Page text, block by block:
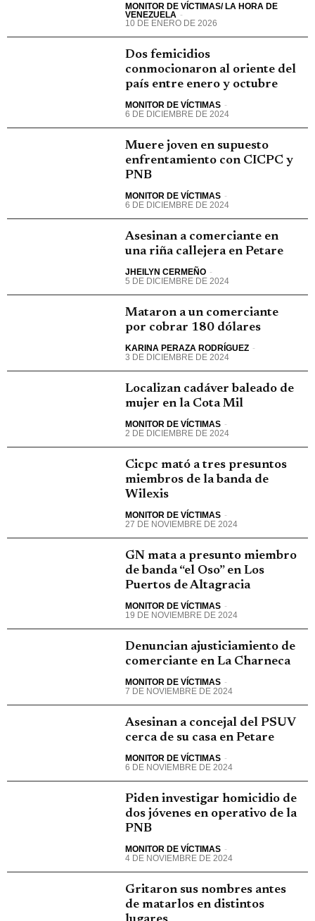
MONITOR DE VÍCTIMAS/ LA HORA DE
VENEZUELA -
10 DE ENERO DE 2026
Dos femicidios
conmocionaron al oriente del
país entre enero y octubre
MONITOR DE VÍCTIMAS -
6 DE DICIEMBRE DE 2024
Muere joven en supuesto
enfrentamiento con CICPC y
PNB
MONITOR DE VÍCTIMAS -
6 DE DICIEMBRE DE 2024
Asesinan a comerciante en
una riña callejera en Petare
JHEILYN CERMEÑO -
5 DE DICIEMBRE DE 2024
Mataron a un comerciante
por cobrar 180 dólares
KARINA PERAZA RODRÍGUEZ -
3 DE DICIEMBRE DE 2024
Localizan cadáver baleado de
mujer en la Cota Mil
MONITOR DE VÍCTIMAS -
2 DE DICIEMBRE DE 2024
Cicpc mató a tres presuntos
miembros de la banda de
Wilexis
MONITOR DE VÍCTIMAS -
27 DE NOVIEMBRE DE 2024
GN mata a presunto miembro
de banda “el Oso” en Los
Puertos de Altagracia
MONITOR DE VÍCTIMAS -
19 DE NOVIEMBRE DE 2024
Denuncian ajusticiamiento de
comerciante en La Charneca
MONITOR DE VÍCTIMAS -
7 DE NOVIEMBRE DE 2024
Asesinan a concejal del PSUV
cerca de su casa en Petare
MONITOR DE VÍCTIMAS -
6 DE NOVIEMBRE DE 2024
Piden investigar homicidio de
dos jóvenes en operativo de la
PNB
MONITOR DE VÍCTIMAS -
4 DE NOVIEMBRE DE 2024
Gritaron sus nombres antes
de matarlos en distintos